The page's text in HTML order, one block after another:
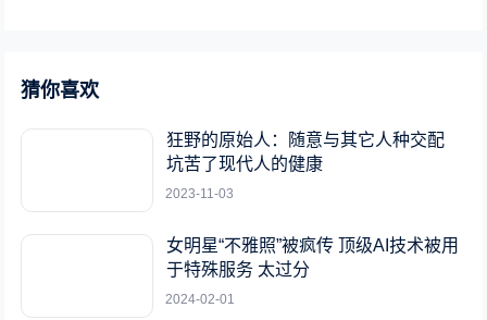
猜你喜欢
狂野的原始人：随意与其它人种交配
坑苦了现代人的健康
2023-11-03
女明星“不雅照”被疯传 顶级AI技术被用
于特殊服务 太过分
2024-02-01